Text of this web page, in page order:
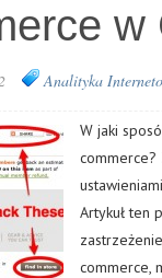
w
Analityka
W jaki
commerce?
Artykuł ten
commerce,